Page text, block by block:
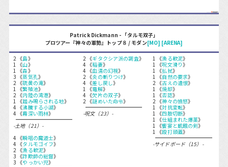
Patrick Dickmann - 「タルモ双子」
プロツアー『神々の軍勢』トップ８ / モダン[MO] [ARENA]
2 《島》
1 《山》
1 《森》
3 《蒸気孔》
2 《硫黄の滝》
1 《繁殖池》
2 《内陸の湾港》
1 《踏み鳴らされる地》
4 《沸騰する小湖》
4 《霧深い雨林》
-土地（21）-
4 《瞬唱の魔道士》
4 《タルモゴイフ》
2 《漁る軟泥》
3 《詐欺師の総督》
3 《やっかい児》
2 《ギタクシア派の調査》
4 《稲妻》
4 《血清の幻視》
2 《炎の斬りつけ》
4 《差し戻し》
1 《電解》
4 《欠片の双子》
2 《謎めいた命令》
-呪文（23）-
1 《漁る軟泥》
1 《呪文滑り》
1 《払拭》
1 《自然の要求》
2 《古えの遺恨》
1 《焼却》
1 《否認》
2 《神々の憤怒》
1 《対抗変転》
1 《四肢切断》
1 《仕組まれた爆薬》
1 《饗宴と飢餓の剣》
1 《殴打頭蓋》
-サイドボード（15）-